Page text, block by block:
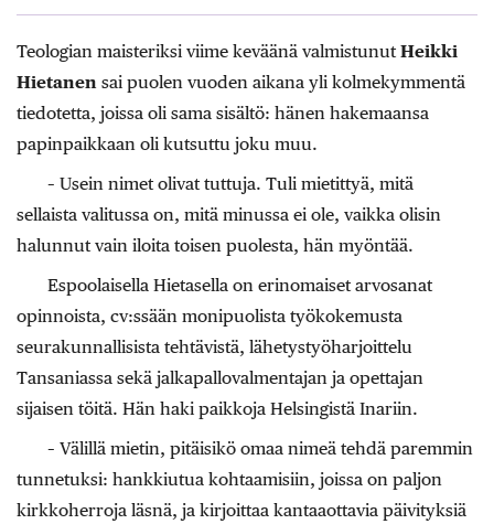
Teologian maisteriksi viime keväänä valmistunut Heikki
Hietanen sai puolen vuoden aikana yli kolmekymmentä
tiedotetta, joissa oli sama sisältö: hänen hakemaansa
papinpaikkaan oli kutsuttu joku muu.
– Usein nimet olivat tuttuja. Tuli mietittyä, mitä
sellaista valitussa on, mitä minussa ei ole, vaikka olisin
halunnut vain iloita toisen puolesta, hän myöntää.
Espoolaisella Hietasella on erinomaiset arvosanat
opinnoista, cv:ssään monipuolista työkokemusta
seurakunnallisista tehtävistä, lähetystyöharjoittelu
Tansaniassa sekä jalkapallovalmentajan ja opettajan
sijaisen töitä. Hän haki paikkoja Helsingistä Inariin.
– Välillä mietin, pitäisikö omaa nimeä tehdä paremmin
tunnetuksi: hankkiutua kohtaamisiin, joissa on paljon
kirkkoherroja läsnä, ja kirjoittaa kantaaottavia päivityksiä